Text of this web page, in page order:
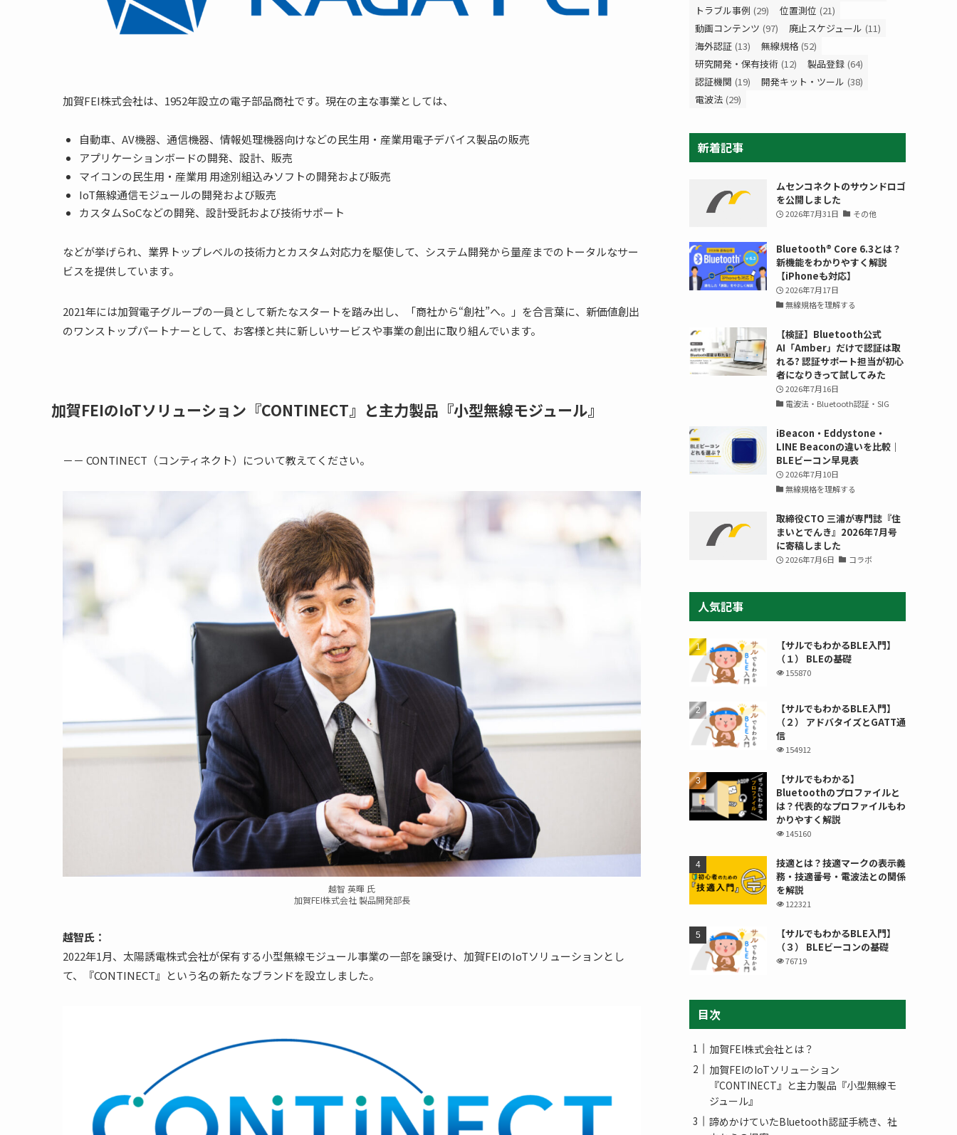
加賀FEI株式会社は、1952年設立の電子部品商社です。現在の主な事業としては、
⾃動⾞、AV機器、通信機器、情報処理機器向けなどの⺠⽣⽤・産業⽤電⼦デバイス製品の販売
アプリケーションボードの開発、設計、販売
マイコンの⺠⽣⽤・産業⽤ ⽤途別組込みソフトの開発および販売
IoT無線通信モジュールの開発および販売
カスタムSoCなどの開発、設計受託および技術サポート
などが挙げられ、業界トップレベルの技術力とカスタム対応力を駆使して、システム開発から量産までのトータルなサー
ビスを提供しています。
2021年には加賀電子グループの一員として新たなスタートを踏み出し、「商社から“創社”へ。」を合言葉に、新価値創出
のワンストップパートナーとして、お客様と共に新しいサービスや事業の創出に取り組んでいます。
加賀FEIのIoTソリューション『CONTINECT』と主力製品『小型無線モジュール』
－－ CONTINECT（コンティネクト）について教えてください。
越智 英暉 氏
加賀FEI株式会社 製品開発部長
越智氏：
2022年1月、太陽誘電株式会社が保有する小型無線モジュール事業の一部を譲受け、加賀FEIのIoTソリューションとし
て、『CONTINECT』という名の新たなブランドを設立しました。
トラブル事例 (29) 位置測位 (21)
動画コンテンツ (97) 廃止スケジュール (11)
海外認証 (13) 無線規格 (52)
研究開発・保有技術 (12) 製品登録 (64)
認証機関 (19) 開発キット・ツール (38)
電波法 (29)
新着記事
ムセンコネクトのサウンドロゴ
を公開しました
2026年7月31日 その他
Bluetooth®︎ Core 6.3とは？
新機能をわかりやすく解説
【iPhoneも対応】
2026年7月17日
無線規格を理解する
【検証】Bluetooth公式
AI「Amber」だけで認証は取
れる? 認証サポート担当が初心
者になりきって試してみた
2026年7月16日
電波法・Bluetooth認証・SIG
iBeacon・Eddystone・
LINE Beaconの違いを比較｜
BLEビーコン早見表
2026年7月10日
無線規格を理解する
取締役CTO 三浦が専門誌『住
まいとでんき』2026年7月号
に寄稿しました
2026年7月6日 コラボ
人気記事
【サルでもわかるBLE入門】
（１） BLEの基礎
155870
【サルでもわかるBLE入門】
（２） アドバタイズとGATT通
信
154912
【サルでもわかる】
Bluetoothのプロファイルと
は？代表的なプロファイルもわ
かりやすく解説
145160
技適とは？技適マークの表示義
務・技適番号・電波法との関係
を解説
122321
【サルでもわかるBLE入門】
（３） BLEビーコンの基礎
76719
目次
加賀FEI株式会社とは？
加賀FEIのIoTソリューション
『CONTINECT』と主力製品『小型無線モ
ジュール』
諦めかけていたBluetooth認証手続き、社